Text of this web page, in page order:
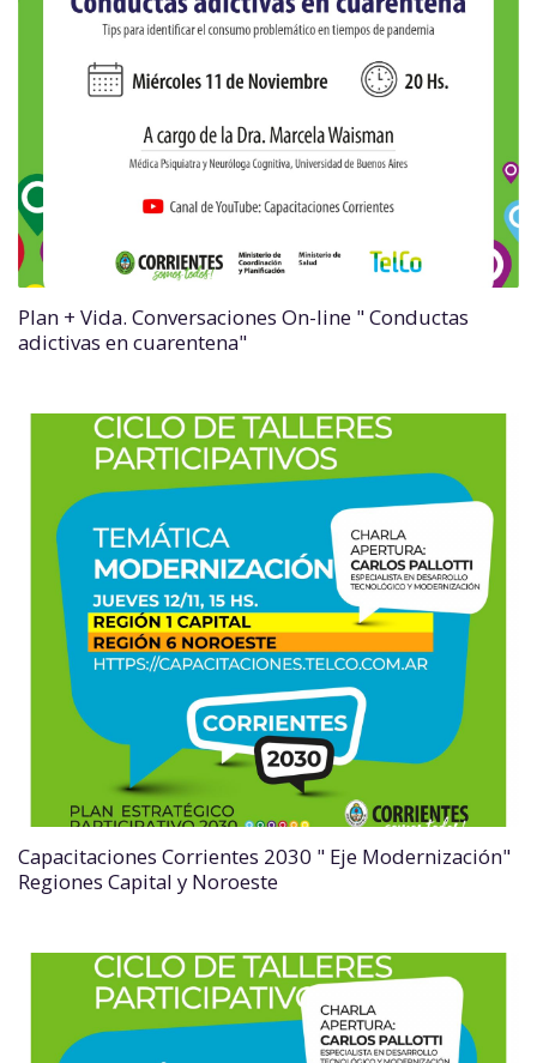
Plan + Vida. Conversaciones On-line " Conductas
adictivas en cuarentena"
Capacitaciones Corrientes 2030 " Eje Modernización"
Regiones Capital y Noroeste